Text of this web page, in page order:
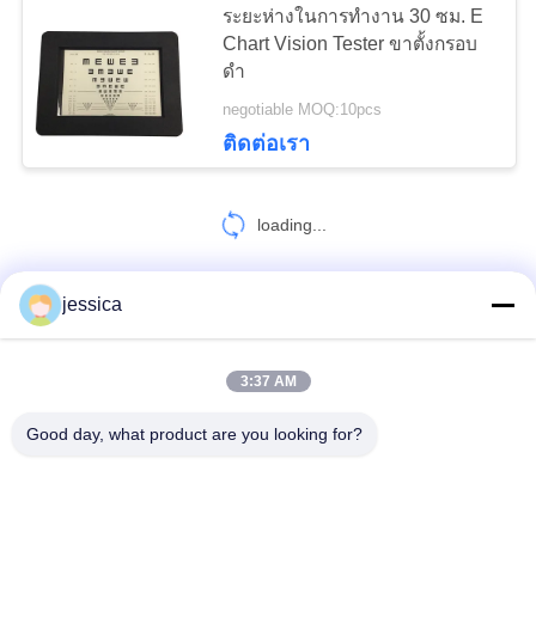
ตารางเครื่องมือวัด
ทัศนมาตรศาสตร์
ระยะห่างในการทำงาน 30 ซม. E
Chart Vision Tester ขาตั้งกรอบ
ดำ
negotiable MOQ:10pcs
ติดต่อเรา
loading...
jessica
3:37 AM
Good day, what product are you looking for?